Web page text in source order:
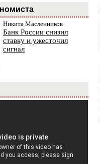
Никита Масленников
Банк России снизил
ставку и ужесточил
сигнал